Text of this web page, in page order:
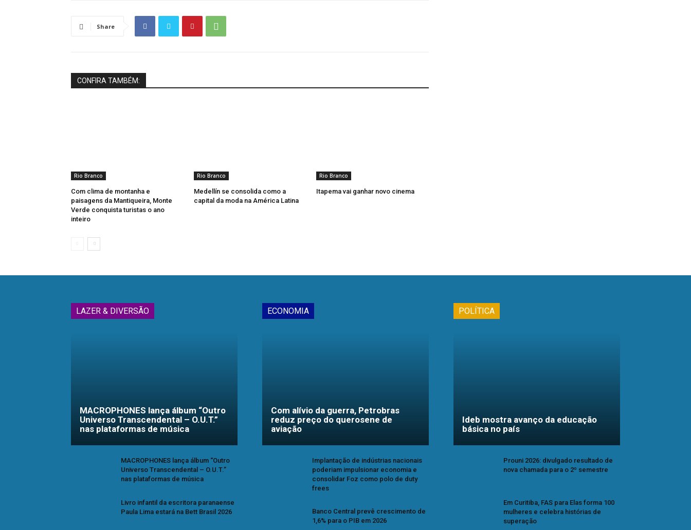
Share
CONFIRA TAMBÉM:
Rio Branco
Com clima de montanha e
paisagens da Mantiqueira, Monte
Verde conquista turistas o ano
inteiro
Rio Branco
Medellín se consolida como a
capital da moda na América Latina
Rio Branco
Itapema vai ganhar novo cinema
LAZER & DIVERSÃO
MACROPHONES lança álbum “Outro
Universo Transcendental – O.U.T.”
nas plataformas de música
MACROPHONES lança álbum “Outro
Universo Transcendental – O.U.T.”
nas plataformas de música
Livro infantil da escritora paranaense
Paula Lima estará na Bett Brasil 2026
ECONOMIA
Com alívio da guerra, Petrobras
reduz preço do querosene de
aviação
Implantação de indústrias nacionais
poderiam impulsionar economia e
consolidar Foz como polo de duty
frees
Banco Central prevê crescimento de
1,6% para o PIB em 2026
POLÍTICA
Ideb mostra avanço da educação
básica no país
Prouni 2026: divulgado resultado de
nova chamada para o 2º semestre
Em Curitiba, FAS para Elas forma 100
mulheres e celebra histórias de
superação